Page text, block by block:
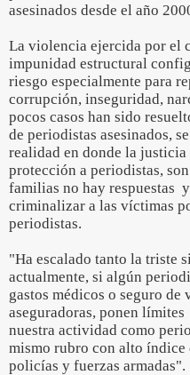
asesinados desde el año
La violencia ejercida por el
impunidad estructural
riesgo especialmente para
corrupción, inseguridad,
pocos casos han sido
de periodistas asesinados,
realidad en donde la
protección a periodistas,
familias no hay respuestas
criminalizar a las víctimas
periodistas.
"Ha escalado tanto la triste
actualmente, si algún
gastos médicos o seguro de
aseguradoras, ponen
nuestra actividad como
mismo rubro con alto
policías y fuerzas armadas".